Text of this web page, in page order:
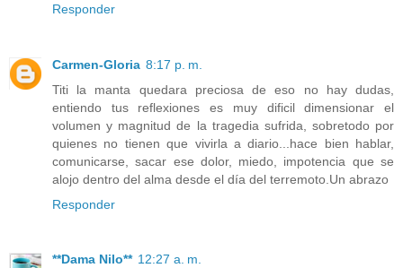
Responder
Carmen-Gloria 8:17 p. m.
Titi la manta quedara preciosa de eso no hay dudas,
entiendo tus reflexiones es muy dificil dimensionar el
volumen y magnitud de la tragedia sufrida, sobretodo por
quienes no tienen que vivirla a diario...hace bien hablar,
comunicarse, sacar ese dolor, miedo, impotencia que se
alojo dentro del alma desde el día del terremoto.Un abrazo
Responder
**Dama Nilo** 12:27 a. m.